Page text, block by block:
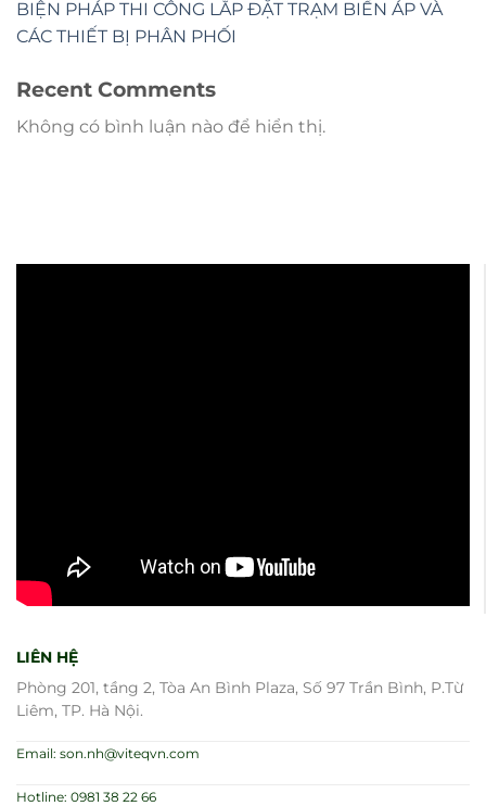
BIỆN PHÁP THI CÔNG LẮP ĐẶT TRẠM BIẾN ÁP VÀ
CÁC THIẾT BỊ PHÂN PHỐI
Recent Comments
Không có bình luận nào để hiển thị.
LIÊN HỆ
Phòng 201, tầng 2, Tòa An Bình Plaza, Số 97 Trần Bình, P.Từ
Liêm, TP. Hà Nội.
Email: son.nh@viteqvn.com
Hotline: 0981 38 22 66